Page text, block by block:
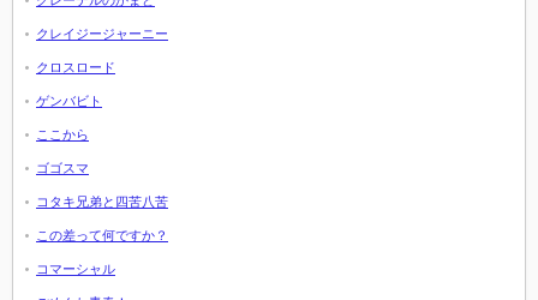
クレイジージャーニー
クロスロード
ゲンバビト
ここから
ゴゴスマ
コタキ兄弟と四苦八苦
この差って何ですか？
コマーシャル